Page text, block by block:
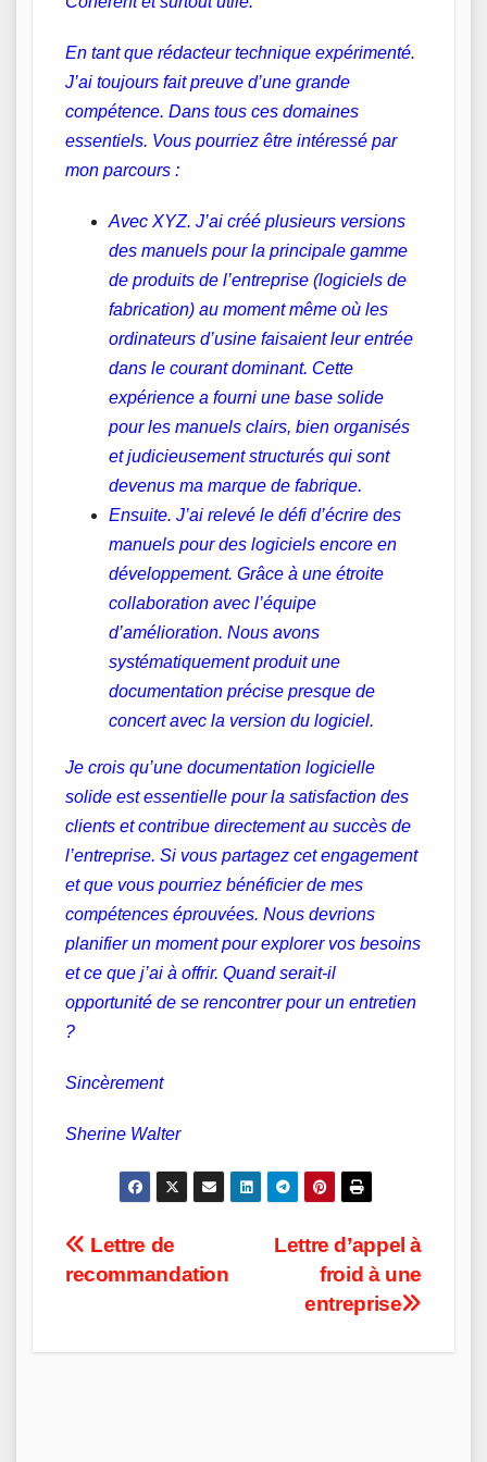
En tant que rédacteur technique expérimenté.
J’ai toujours fait preuve d’une grande
compétence. Dans tous ces domaines
essentiels. Vous pourriez être intéressé par
mon parcours :
Avec XYZ. J’ai créé plusieurs versions
des manuels pour la principale gamme
de produits de l’entreprise (logiciels de
fabrication) au moment même où les
ordinateurs d’usine faisaient leur entrée
dans le courant dominant. Cette
expérience a fourni une base solide
pour les manuels clairs, bien organisés
et judicieusement structurés qui sont
devenus ma marque de fabrique.
Ensuite. J’ai relevé le défi d’écrire des
manuels pour des logiciels encore en
développement. Grâce à une étroite
collaboration avec l’équipe
d’amélioration. Nous avons
systématiquement produit une
documentation précise presque de
concert avec la version du logiciel.
Je crois qu’une documentation logicielle
solide est essentielle pour la satisfaction des
clients et contribue directement au succès de
l’entreprise. Si vous partagez cet engagement
et que vous pourriez bénéficier de mes
compétences éprouvées. Nous devrions
planifier un moment pour explorer vos besoins
et ce que j’ai à offrir. Quand serait-il
opportunité de se rencontrer pour un entretien
?
Sincèrement
Sherine Walter
Post
Lettre d’appel à
froid à une
entreprise
Lettre de
recommandation